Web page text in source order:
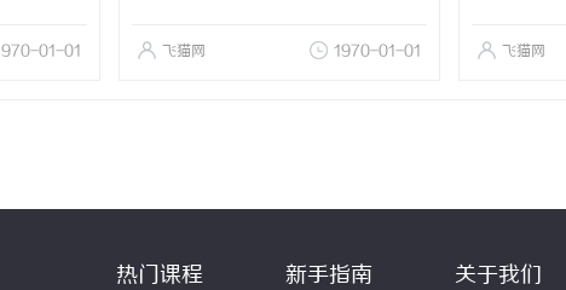
01-01 飞猫网 1970-01-01 飞猫网
热门课程 新手指南 关于我们